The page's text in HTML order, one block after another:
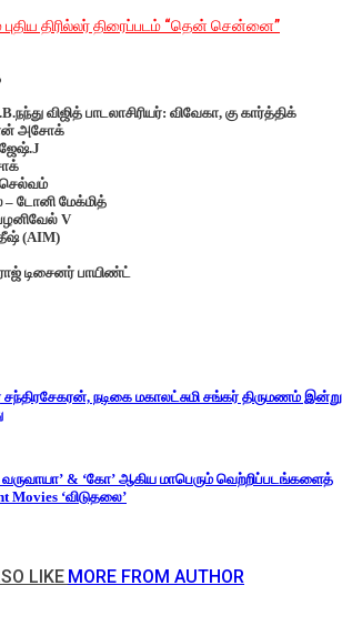
புதிய திரில்லர் திரைப்படம் “தென் சென்னை”
விஜித் பாடலாசிரியர்: விவேகா, கு கார்த்திக்
அசோக்
செல்வம்
டோனி மேக்மித்
பழனிவேல் V
(AIM)
டிசைனர் பாயிண்ட்
சந்திரசேகரன், நடிகை மகாலட்சுமி சங்கர் திருமணம் இன்று
& ‘கோ’ ஆகிய மாபெரும் வெற்றிப்படங்களைத்
Movies ‘விடுதலை’
LIKE MORE FROM AUTHOR